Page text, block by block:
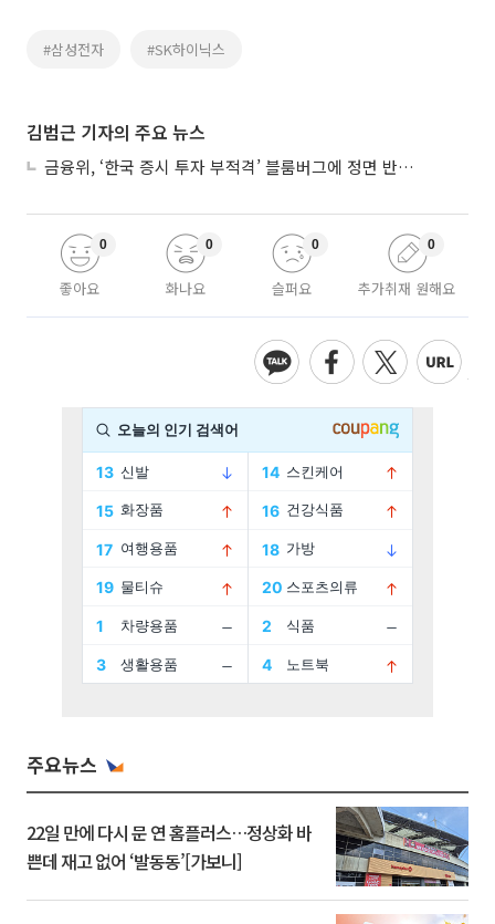
#삼성전자 #SK하이닉스
김범근 기자의 주요 뉴스
금융위, ‘한국 증시 투자 부적격’ 블룸버그에 정면 반박…“근거 불분명”
좋아요
0
화나요
0
슬퍼요
0
추가취재 원해요
0
주요뉴스
22일 만에 다시 문 연 홈플러스…정상화 바
쁜데 재고 없어 ‘발동동’[가보니]